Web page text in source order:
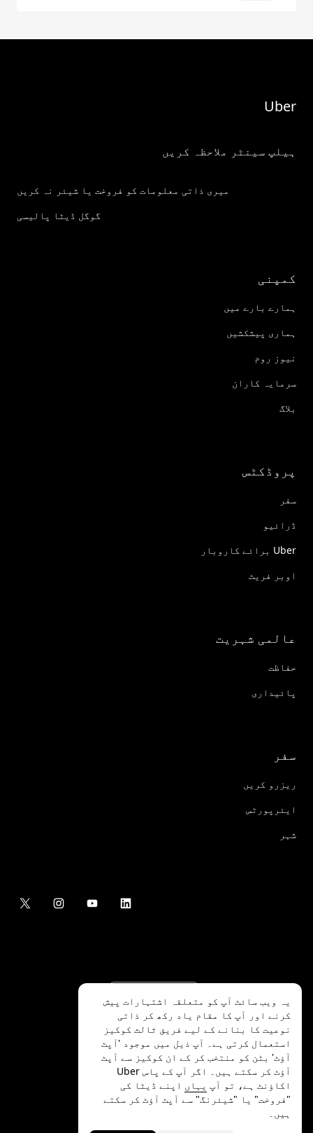
Uber
ہیلپ سینٹر ملاحظہ کریں
میری ذاتی معلومات کو فروخت یا شیئر نہ کریں
گوگل ڈیٹا پالیسی
کمپنی
ہمارے بارے میں
ہماری پیشکشیں
نیوز روم
سرمایہ کاران
بلاگ
پروڈکٹس
سفر
ڈرائیو
Uber برائے کاروبار
اوبر فریٹ
عالمی شہریت
حفاظت
پائیداری
سفر
ریزرو کریں
ایئرپورٹس
شہر
©
2026
.Uber Technologies Inc
یہ ویب سائٹ آپ کو متعلقہ اشتہارات پیش
کرنے اور آپ کا مقام یاد رکھ کر ذاتی
نوعیت کا بنانے کے لیے فریق ثالث کوکیز
استعمال کرتی ہے۔ آپ ذیل میں موجود 'آپٹ
آؤٹ' بٹن کو منتخب کر کے ان کوکیز سے آپٹ
آؤٹ کر سکتے ہیں۔ اگر آپ کے پاس Uber
اکاؤنٹ ہے، تو آپ یہاں اپنے ڈیٹا کی
"فروخت" یا "شیئرنگ" سے آپٹ آؤٹ کر سکتے
ہیں۔